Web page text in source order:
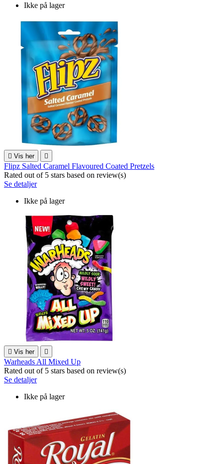
Ikke på lager
 Vis her 
Flipz Salted Caramel Flavoured Coated Pretzels
Rated out of 5 stars based on review(s)
Se detaljer
Ikke på lager
 Vis her 
Warheads All Mixed Up
Rated out of 5 stars based on review(s)
Se detaljer
Ikke på lager